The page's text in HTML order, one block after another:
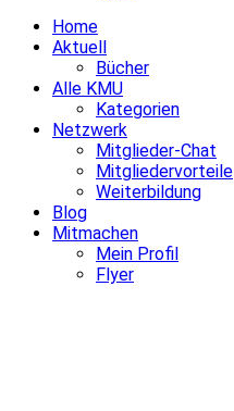
Home
Aktuell
Bücher
Alle KMU
Kategorien
Netzwerk
Mitglieder-Chat
Mitgliedervorteile
Weiterbildung
Blog
Mitmachen
Mein Profil
Flyer